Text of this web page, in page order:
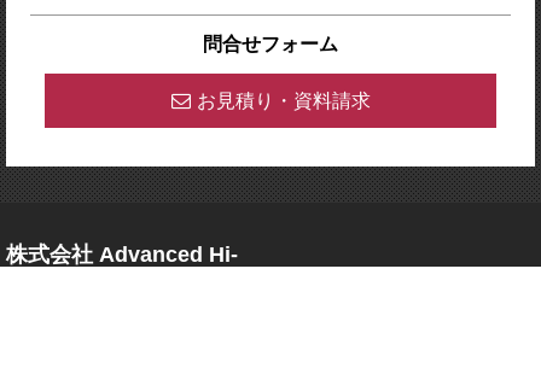
問合せフォーム
お見積り・資料請求
株式会社 Advanced Hi-